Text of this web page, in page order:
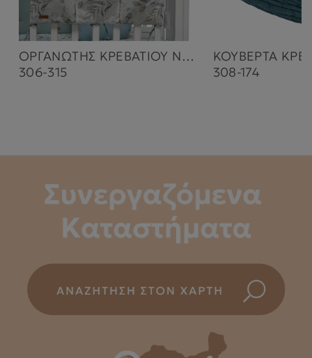
ΟΡΓΑΝΩΤΗΣ ΚΡΕΒΑΤΙΟΥ NATURE
306-315
308-174